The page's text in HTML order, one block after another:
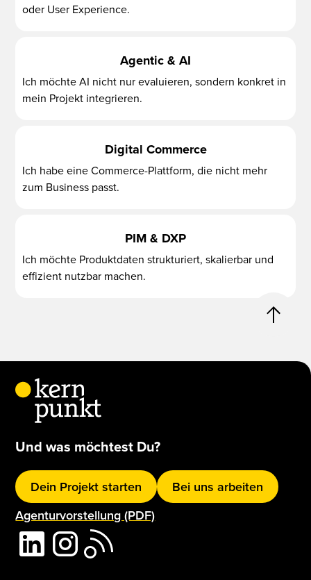
oder User Experience.
Agentic & AI
Ich möchte AI nicht nur evaluieren, sondern konkret in
mein Projekt integrieren.
Digital Commerce
Ich habe eine Commerce-Plattform, die nicht mehr
zum Business passt.
PIM & DXP
Ich möchte Produktdaten strukturiert, skalierbar und
effizient nutzbar machen.
Und was möchtest Du?
Dein Projekt starten
Bei uns arbeiten
Agenturvorstellung (PDF)